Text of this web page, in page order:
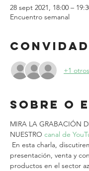
28 sept 2021, 18:00 –
Encuentro semanal
+1
Sobre o
MIRA LA GRABACIÓN
NUESTRO canal de
presentación, venta y
productos en el sector